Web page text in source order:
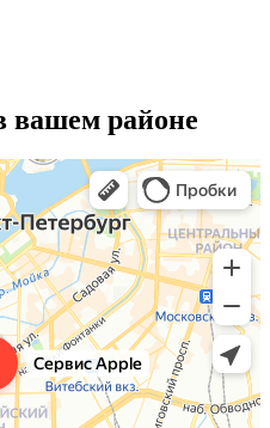
вашем районе